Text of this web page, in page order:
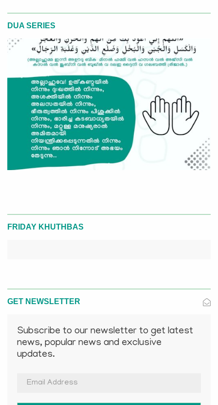
DUA SERIES
FRIDAY KHUTHBAS
GET NEWSLETTER
Subscribe to our newsletter to get latest
news, popular news and exclusive
updates.